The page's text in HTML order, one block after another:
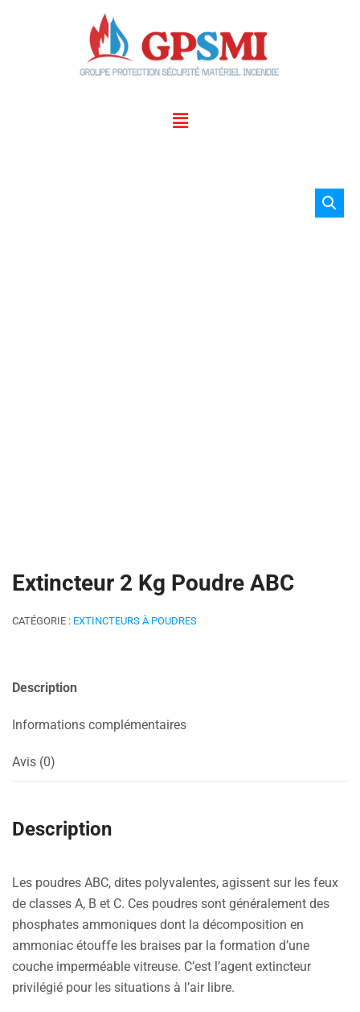
Extincteur 2 Kg Poudre ABC
CATÉGORIE : EXTINCTEURS À POUDRES
Description
Informations complémentaires
Avis (0)
Description
Les poudres ABC, dites polyvalentes, agissent sur les feux
de classes A, B et C. Ces poudres sont généralement des
phosphates ammoniques dont la décomposition en
ammoniac étouffe les braises par la formation d’une
couche imperméable vitreuse. C’est l’agent extincteur
privilégié pour les situations à l’air libre.